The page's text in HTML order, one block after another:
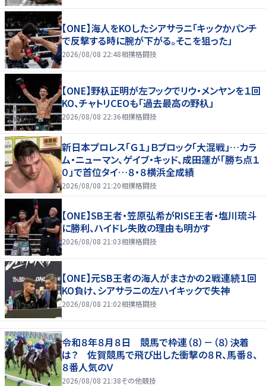
【ONE】海人をKOしたシアサラニ「キックかパンチ
で反撃する時に腕が下がる。そこを狙った」
2026/08/08 22:48相撲格闘技
【ONE】野杁正明が左フックでリウ・メンヤンを１回
KO、チャトリCEOも「過去最高の野杁」
2026/08/08 22:36相撲格闘技
新日本プロレス「Ｇ１」Ｂブロック「大混戦」…カラ
ム・ニューマン、ゲイブ・キッド、成田蓮が「勝ち点１
０」で首位タイ…８・８横浜全成績
2026/08/08 21:20相撲格闘技
【ONE】SB王者・笠原弘希がRISE王者・塩川琉斗
に勝利、ハイドレ失敗の理由も明かす
2026/08/08 21:03相撲格闘技
【ONE】元SB王者の海人がまさかの２戦連続１回
KO負け、シアサラニの左ハイキックで失神
2026/08/08 21:02相撲格闘技
令和８年８月８日 競馬で枠連（８）－（８）決着
は？ 佐賀競馬で飛び出した衝撃の８Ｒ、馬番８、
８番人気のＶ
2026/08/08 21:38その他競技